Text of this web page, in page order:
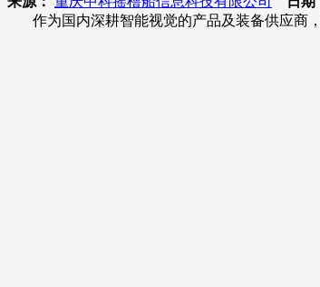
作为国内深耕智能视觉的产品及装备供应商，